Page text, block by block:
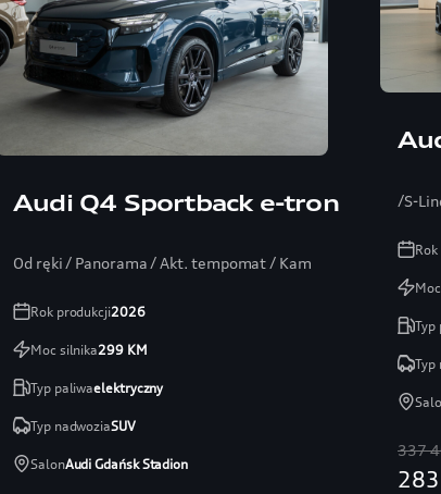
Audi Q4 Sportback e-tron
Od ręki / Panorama / Akt. tempomat / Kamera 360 / Audio
Rok produkcji2026
Moc silnika299KM
Typ paliwaelektryczny
Typ nadwoziaSUV
SalonAudi Gdańsk Stadion
/S-
Typ
Typ
337